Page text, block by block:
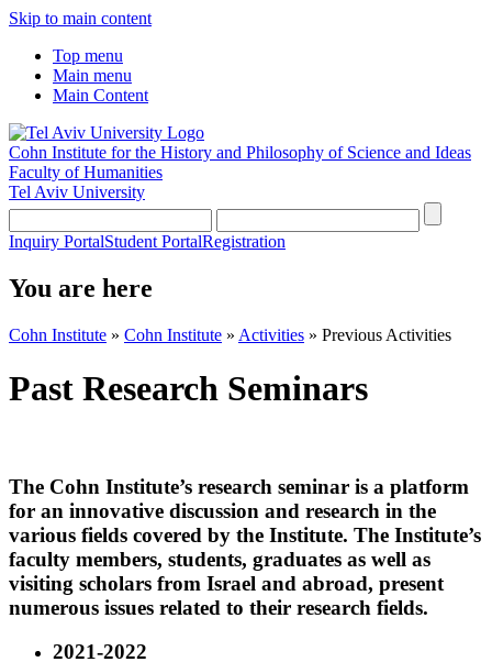
Skip to main content
Top menu
Main menu
Main Content
Cohn Institute for the History and Philosophy of Science and Ideas
Faculty of Humanities
Tel Aviv University
Inquiry PortalStudent PortalRegistration
You are here
Cohn Institute » Cohn Institute » Activities » Previous Activities
Past Research Seminars
The Cohn Institute’s research seminar is a platform
for an innovative discussion and research in the
various fields covered by the Institute. The Institute’s
faculty members, students, graduates as well as
visiting scholars from Israel and abroad, present
numerous issues related to their research fields.
2021-2022